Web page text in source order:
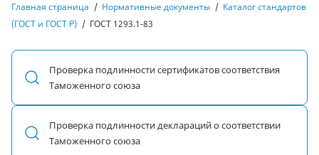
Главная страница / Нормативные документы / Каталог стандартов
(ГОСТ и ГОСТ Р) / ГОСТ 1293.1-83
Проверка подлинности сертификатов соответствия
Таможенного союза
Проверка подлинности деклараций о соответствии
Таможенного союза